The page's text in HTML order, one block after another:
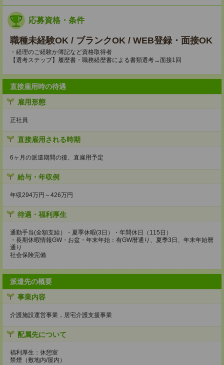
応募資格・条件
職種未経験OK / ブランクOK / WEB登録・面接OK
・経理のご経験か簿記など資格取得者
【選考ステップ】履歴書・職務経歴書による書類選考→面接1回
直接雇用時の待遇
雇用形態
正社員
直接雇用される時期
6ヶ月の派遣期間の後、直雇用予定
給与・年収例
年収294万円～426万円
待遇・福利厚生
通勤手当(全額支給）・夏季休暇(3日）・年間休日（115日）
・長期休暇情報GW・お盆・年末年始：有GW暦通り、夏季3日、年末年始暦
通り
社会保険完備
派遣先の概要
事業内容
介護施設運営事業，居宅介護支援事業
配属先について
福利厚生：休憩室
禁煙（敷地内/屋内）